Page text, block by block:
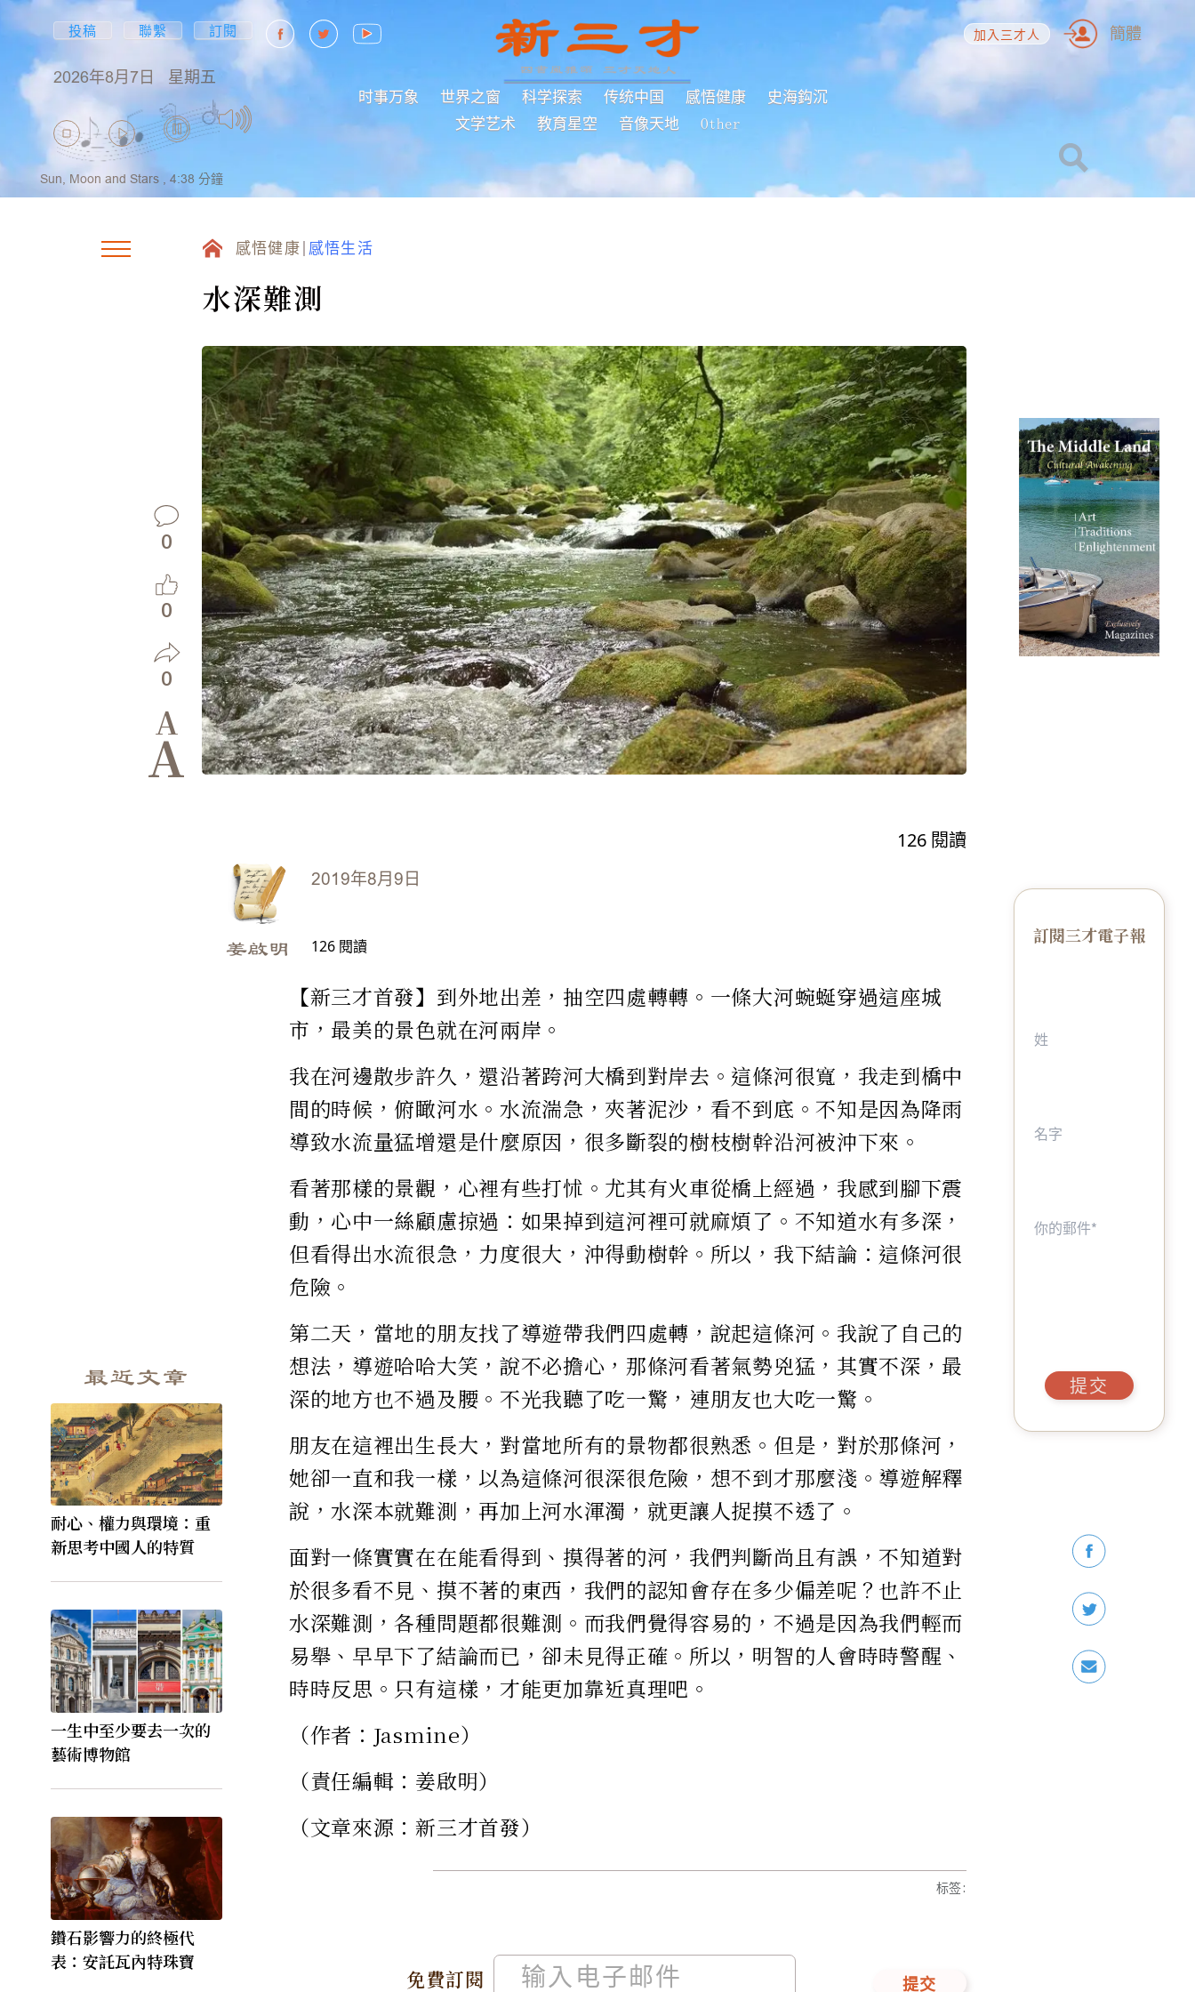
投稿 聯繫 訂閱
2026年8月7日 星期五
时事万象 世界之窗 科学探索 传统中国 感悟健康
史海鈎沉
文学艺术
教育星空 音像天地 Other
加入三才人 簡體
Sun, Moon and Stars , 4:38 分鐘
感悟健康 感悟生活
水深難測
0
0
0
A
A
126 閱讀
最近文章
耐心、權力與環境：重
新思考中國人的特質
一生中至少要去一次的
藝術博物館
鑽石影響力的終極代
表：安託瓦內特珠寶
2019年8月9日
姜啟明 126 閱讀
【新三才首發】到外地出差，抽空四處轉轉。一條大河蜿蜒穿過這座城
市，最美的景色就在河兩岸。
我在河邊散步許久，還沿著跨河大橋到對岸去。這條河很寬，我走到橋中
間的時候，俯瞰河水。水流湍急，夾著泥沙，看不到底。不知是因為降雨
導致水流量猛增還是什麼原因，很多斷裂的樹枝樹幹沿河被沖下來。
看著那樣的景觀，心裡有些打怵。尤其有火車從橋上經過，我感到腳下震
動，心中一絲顧慮掠過：如果掉到這河裡可就麻煩了。不知道水有多深，
但看得出水流很急，力度很大，沖得動樹幹。所以，我下結論：這條河很
危險。
第二天，當地的朋友找了導遊帶我們四處轉，說起這條河。我說了自己的
想法，導遊哈哈大笑，說不必擔心，那條河看著氣勢兇猛，其實不深，最
深的地方也不過及腰。不光我聽了吃一驚，連朋友也大吃一驚。
朋友在這裡出生長大，對當地所有的景物都很熟悉。但是，對於那條河，
她卻一直和我一樣，以為這條河很深很危險，想不到才那麼淺。導遊解釋
說，水深本就難測，再加上河水渾濁，就更讓人捉摸不透了。
面對一條實實在在能看得到、摸得著的河，我們判斷尚且有誤，不知道對
於很多看不見、摸不著的東西，我們的認知會存在多少偏差呢？也許不止
水深難測，各種問題都很難測。而我們覺得容易的，不過是因為我們輕而
易舉、早早下了結論而已，卻未見得正確。所以，明智的人會時時警醒、
時時反思。只有這樣，才能更加靠近真理吧。
（作者：Jasmine）
（責任編輯：姜啟明）
（文章來源：新三才首發）
免費訂閱 提交
标签:
訂閱三才電子報
提交